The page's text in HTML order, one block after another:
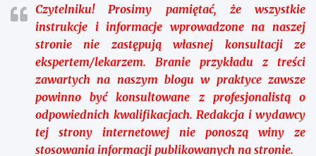
Czytelniku!Prosimy pamiętać, że wszystkie
instrukcje i informacje wprowadzone na naszej
stronie nie zastępują własnej konsultacji ze
ekspertem/lekarzem. Branie przykładu z treści
zawartych na naszym blogu w praktyce zawsze
powinno być konsultowane z profesjonalistą o
odpowiednich kwalifikacjach. Redakcja i wydawcy
tej strony internetowej nie ponoszą winy ze
stosowania informacji publikowanych na stronie.